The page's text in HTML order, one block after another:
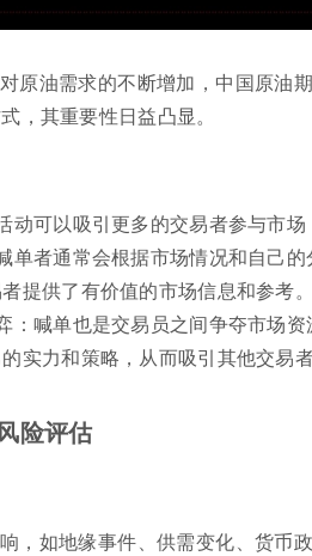
原油需求的不断增加，中国原油
，其重要性日益凸显。
动可以吸引更多的交易者参与市
单者通常会根据市场情况和自己
提供了有价值的市场信息和参考。
：喊单也是交易员之间争夺市场
实力和策略，从而吸引其他交易者
险评估
，如地缘事件、供需变化、货币